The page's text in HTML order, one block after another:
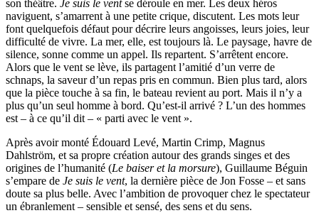
son théâtre. Je suis le ventse déroule en mer. Les deux héros
naviguent, s’amarrent à une petite crique, discutent. Les mots leur
font quelquefois défaut pour décrire leurs angoisses, leurs joies, leur
difficulté de vivre. La mer, elle, est toujours là. Le paysage, havre de
silence, sonne comme un appel. Ils repartent. S’arrêtent encore.
Alors que le vent se lève, ils partagent l’amitié d’un verre de
schnaps, la saveur d’un repas pris en commun. Bien plus tard, alors
que la pièce touche à sa fin, le bateau revient au port. Mais il n’y a
plus qu’un seul homme à bord. Qu’est-il arrivé ? L’un des hommes
est – à ce qu’il dit – « parti avec le vent ».
Après avoir monté Édouard Levé, Martin Crimp, Magnus
Dahlström, et sa propre création autour des grands singes et des
origines de l’humanité (Le baiser et la morsure), Guillaume Béguin
s’empare de Je suis le vent, la dernière pièce de Jon Fosse – et sans
doute sa plus belle. Avec l’ambition de provoquer chez le spectateur
un ébranlement – sensible et sensé, des sens et du sens.